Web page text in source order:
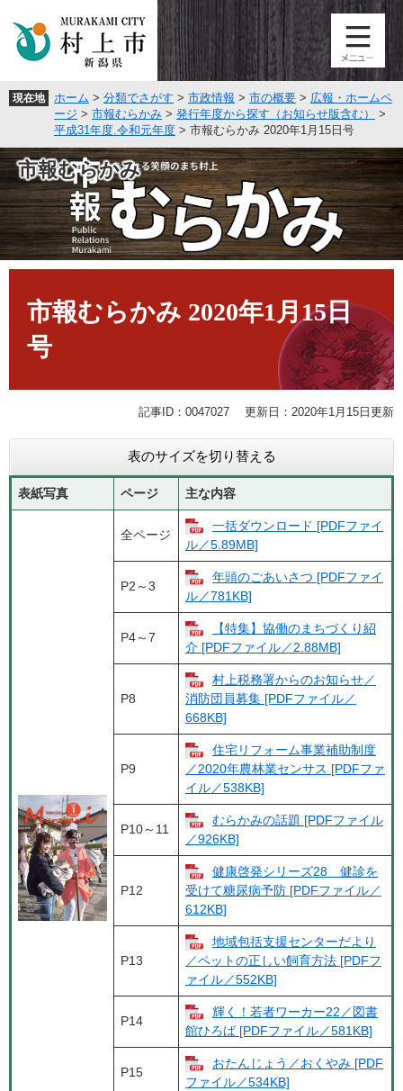
頭
。
飛
て
本
文
へ
現在地 ホーム > 分類でさがす > 市政情報 > 市の概要 > 広報・ホームペ
ージ > 市報むらかみ > 発行年度から探す（お知らせ版含む）
>
平成31年度.令和元年度 > 市報むらかみ 2020年1月15日号
市報むらかみ
市報むらかみ 2020年1月15日
号
記事ID：0047027 更新日：2020年1月15日更新
表のサイズを切り替える
表紙写真 ページ 主な内容
全ページ
一括ダウンロード [PDFファイ
ル／5.89MB]
P2～3
年頭のごあいさつ [PDFファイ
ル／781KB]
P4～7
【特集】協働のまちづくり紹
介 [PDFファイル／2.88MB]
P8
村上税務署からのお知らせ／
消防団員募集 [PDFファイル／
668KB]
P9
住宅リフォーム事業補助制度
／2020年農林業センサス [PDFファ
イル／538KB]
P10～11
むらかみの話題 [PDFファイル
／926KB]
P12
健康啓発シリーズ28 健診を
受けて糖尿病予防 [PDFファイル／
612KB]
P13
地域包括支援センターだより
／ペットの正しい飼育方法 [PDFフ
ァイル／552KB]
P14
輝く！若者ワーカー22／図書
館ひろば [PDFファイル／581KB]
P15
おたんじょう／おくやみ [PDF
ファイル／534KB]